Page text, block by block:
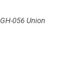
056 Union